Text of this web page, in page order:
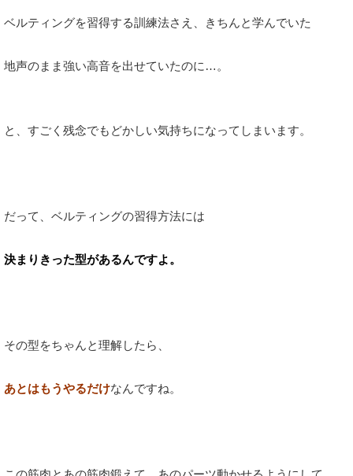
ベルティングを習得する訓練法さえ、きちんと学んでいた
地声のまま強い高音を出せていたのに…。
と、すごく残念でもどかしい気持ちになってしまいます。
だって、ベルティングの習得方法には
決まりきった型があるんですよ。
その型をちゃんと理解したら、
あとはもうやるだけなんですね。